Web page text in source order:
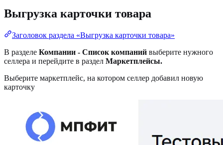
Выгрузка карточки товара
Заголовок раздела «Выгрузка карточки товара»
В разделе Компании - Список компаний выберите нужного
селлера и перейдите в раздел Маркетплейсы.
Выберите маркетплейс, на котором селлер добавил новую
карточку